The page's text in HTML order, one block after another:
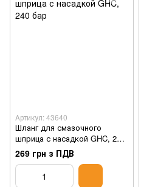
Артикул: 43640
Шланг для смазочного
шприца с насадкой GHC, 240
бар
269 грн з ПДВ